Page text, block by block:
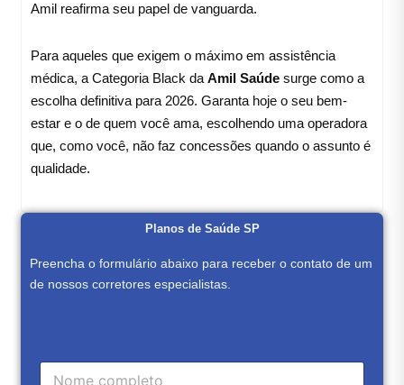
Amil reafirma seu papel de vanguarda.
Para aqueles que exigem o máximo em assistência
médica, a Categoria Black da Amil Saúdesurge como a
escolha definitiva para 2026. Garanta hoje o seu bem-
estar e o de quem você ama, escolhendo uma operadora
que, como você, não faz concessões quando o assunto é
qualidade.
Planos de Saúde SP
Preencha o formulário abaixo para receber o contato de um
de nossos corretores especialistas.
C